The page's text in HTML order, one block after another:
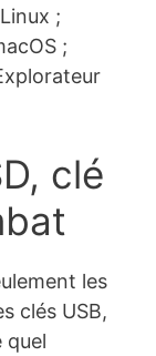
;
;
clé
les
clés USB,
quel